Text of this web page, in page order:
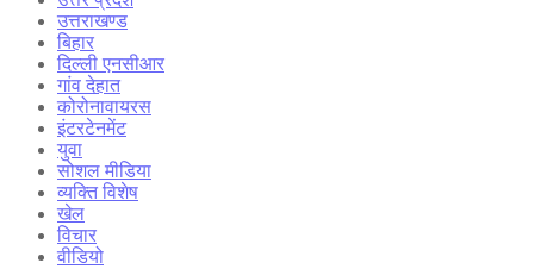
उत्तराखण्ड
बिहार
दिल्ली एनसीआर
गांव देहात
कोरोनावायरस
इंटरटेनमेंट
युवा
सोशल मीडिया
व्यक्ति विशेष
खेल
विचार
वीडियो